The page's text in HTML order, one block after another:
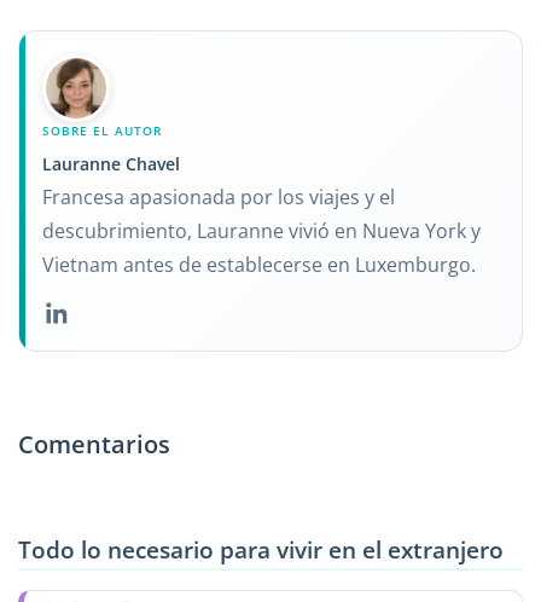
SOBRE EL AUTOR
Lauranne Chavel
Francesa apasionada por los viajes y el
descubrimiento, Lauranne vivió en Nueva York y
Vietnam antes de establecerse en Luxemburgo.
Comentarios
Todo lo necesario para vivir en el extranjero